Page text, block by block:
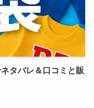
タバレ＆口コミと販